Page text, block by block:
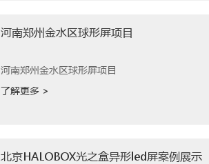
河南郑州金水区球形屏项目
河南郑州金水区球形屏项目
了解更多 >
北京HALOBOX光之盒异形led屏案例展示